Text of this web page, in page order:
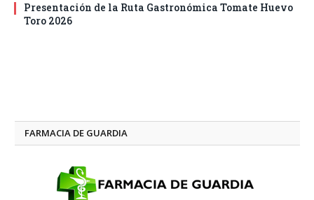
Presentación de la Ruta Gastronómica Tomate Huevo
Toro 2026
FARMACIA DE GUARDIA